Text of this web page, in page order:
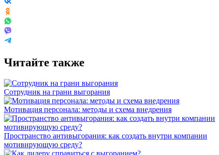
Читайте также
Сотрудник на грани выгорания
Мотивация персонала: методы и схема внедрения
Пространство антивыгорания: как создать внутри компании
мотивирующую среду?